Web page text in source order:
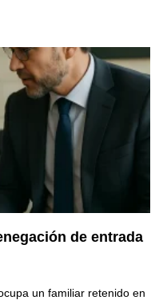
de entrada
un familiar retenido en